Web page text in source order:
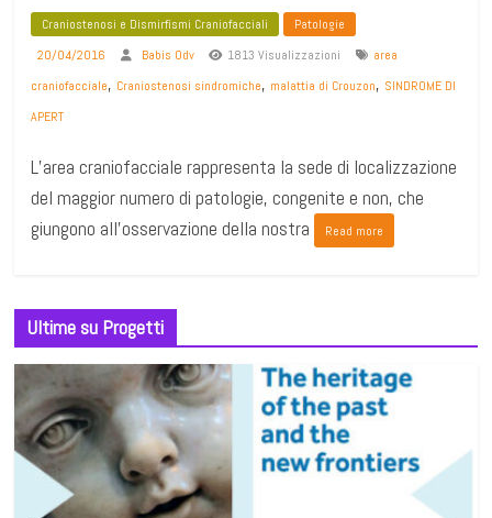
Craniostenosi e Dismirfismi Craniofacciali
Patologie
20/04/2016
Babis Odv 1813 Visualizzazioni
area
craniofacciale, Craniostenosi sindromiche, malattia di Crouzon, SINDROME DI
APERT
L’area craniofacciale rappresenta la sede di localizzazione
del maggior numero di patologie, congenite e non, che
giungono all’osservazione della nostra
Read more
Ultime su Progetti